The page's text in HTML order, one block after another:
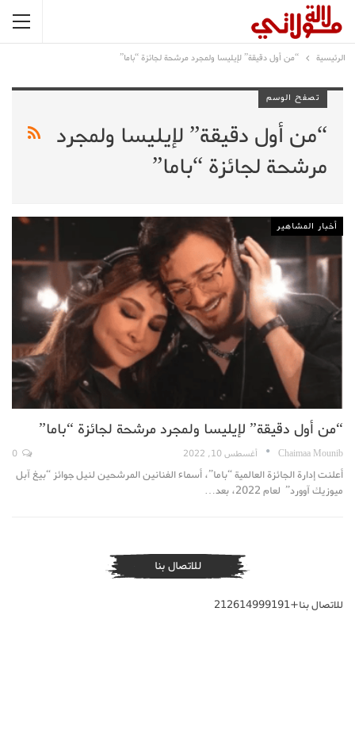
الرئيسية “من أول دقيقة” لإيليسا ولمجرد مرشحة لجائزة “باما”
تصفح الوسم
“من أول دقيقة” لإيليسا ولمجرد
مرشحة لجائزة “باما”
أخبار المشاهير
“من أول دقيقة” لإيليسا ولمجرد مرشحة لجائزة “باما”
Chaimaa Mounib أغسطس 10, 2022
أعلنت إدارة الجائزة العالمية “باما”، أسماء الفنانين المرشحين لنيل جوائز “بيغ آبل
ميوزيك آوورد” لعام 2022، بعد…
للاتصال بنا
للاتصال بنا+212614999191